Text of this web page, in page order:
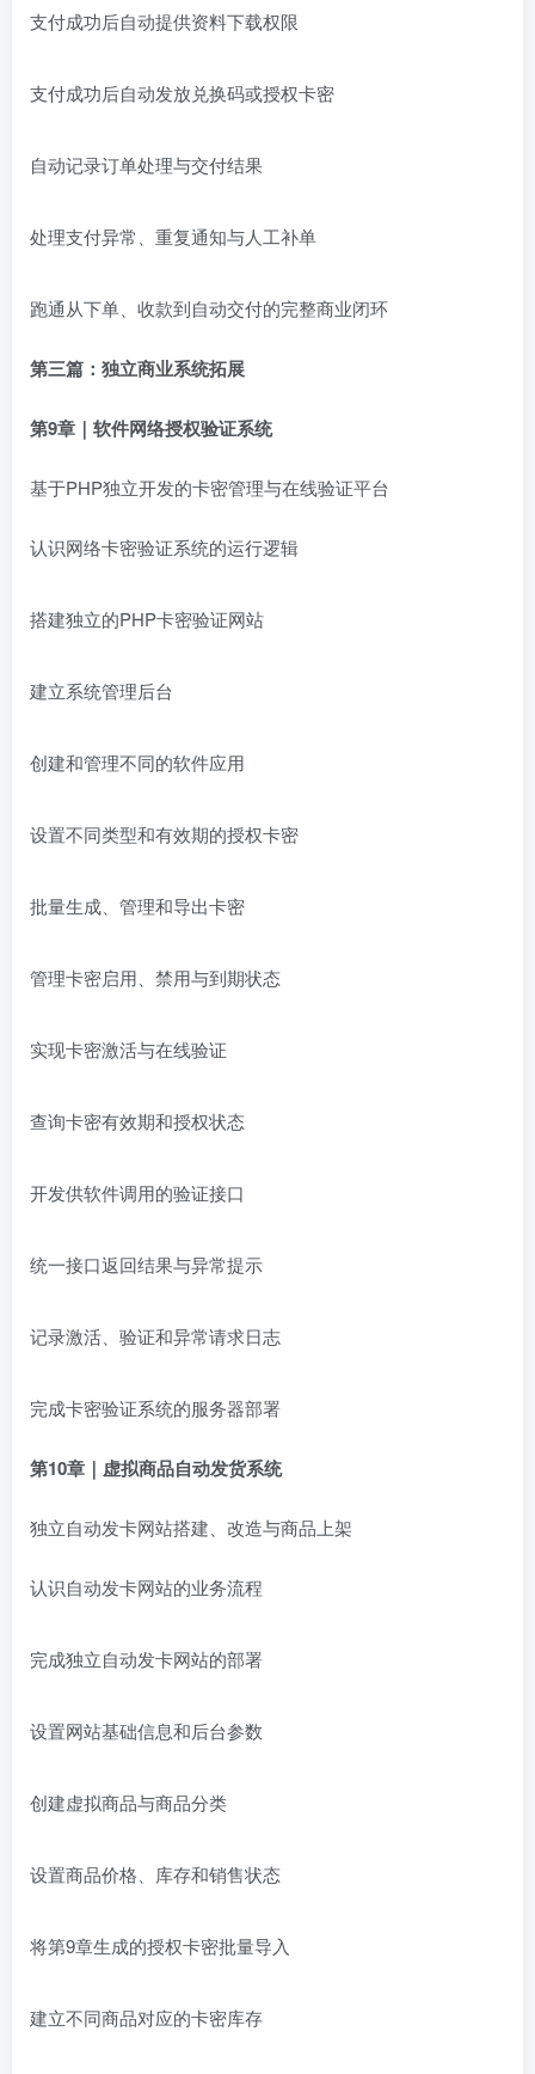
支付成功后自动提供资料下载权限
支付成功后自动发放兑换码或授权卡密
自动记录订单处理与交付结果
处理支付异常、重复通知与人工补单
跑通从下单、收款到自动交付的完整商业闭环
第三篇：独立商业系统拓展
第9章｜软件网络授权验证系统
基于PHP独立开发的卡密管理与在线验证平台
认识网络卡密验证系统的运行逻辑
搭建独立的PHP卡密验证网站
建立系统管理后台
创建和管理不同的软件应用
设置不同类型和有效期的授权卡密
批量生成、管理和导出卡密
管理卡密启用、禁用与到期状态
实现卡密激活与在线验证
查询卡密有效期和授权状态
开发供软件调用的验证接口
统一接口返回结果与异常提示
记录激活、验证和异常请求日志
完成卡密验证系统的服务器部署
第10章｜虚拟商品自动发货系统
独立自动发卡网站搭建、改造与商品上架
认识自动发卡网站的业务流程
完成独立自动发卡网站的部署
设置网站基础信息和后台参数
创建虚拟商品与商品分类
设置商品价格、库存和销售状态
将第9章生成的授权卡密批量导入
建立不同商品对应的卡密库存